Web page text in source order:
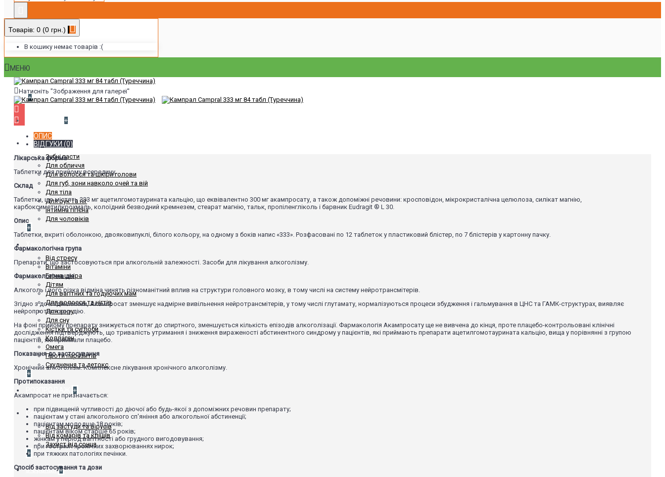
Товарів: 0 (0 грн.)
В кошику немає товарів :(
МЕНЮ
+
+
Доглядова косметика
Зубні пасти
Для обличчя
Для волосся та шкіри голови
Для губ, зони навколо очей та вій
Для тіла
Для рук та ніг
Інтимна гігієна
Для чоловіків
+
Харчові добавки
Від стресу
Вітаміни
Гарна шкіра
Дітям
Для вагітних та годуючих мам
Для волосся та нігтів
Для зору
Для сну
Кістки та суглоби
Коллаген
Омега
Проти паразитів
Схуднення та детокс
+
+
Сезонні товари
Від застуди та вірусів
Від комарів та кліщів
Захист від сонця
+
З Франції +
Натисніть "Зображення для галереї"
ОПИС
ВІДГУКИ (0)
Лікарська форма
Таблетки для прийому всередину.
Склад
Таблетки, що містять 333 мг ацетилгомотаурината кальцію, що еквівалентно 300 мг акампросату, а також допоміжні речовини: кросповідон, мікрокристалічна целюлоза, силікат магнію,
карбоксиметилкрохмаль, колоїдний безводний кремнезем, стеарат магнію, тальк, пропіленгліколь і барвник Eudragit ® L 30.
Опис
Таблетки, вкриті оболонкою, двояковипуклі, білого кольору, на одному з боків напис «333». Розфасовані по 12 таблеток у пластиковий блістер, по 7 блістерів у картонну пачку.
Фармакологічна група
Препарати, що застосовуються при алкогольній залежності. Засоби для лікування алкоголізму.
Фармакологічна дія
Алкоголь і його різка відміна чинять різноманітний вплив на структури головного мозку, в тому числі на систему нейротрансмітерів.
Згідно з дослідженнями, Акампросат зменшує надмірне вивільнення нейротрансмітерів, у тому числі глутамату, нормалізуються процеси збудження і гальмування в ЦНС та ГАМК-структурах, виявляє
нейропротекторну дію.
На фоні прийому препарату знижується потяг до спиртного, зменшується кількість епізодів алкоголізації. Фармакологія Акампросату ще не вивчена до кінця, проте плацебо-контрольовані клінічні
дослідження підтверджують, що тривалість утримання і зниження вираженості абстинентного синдрому у пацієнтів, які приймають препарати ацетилгомотаурината кальцію, вища у порівнянні з групою
пацієнтів, які приймали плацебо.
Показання до застосування
Хронічний алкоголізм. Комплексне лікування хронічного алкоголізму.
Протипоказання
Акампросат не призначається:
при підвищеній чутливості до діючої або будь-якої з допоміжних речовин препарату;
пацієнтам у стані алкогольного сп'яніння або алкогольної абстиненції;
пацієнтам молодше 18 років;
пацієнтам віком старше 65 років;
жінкам у період вагітності або грудного вигодовування;
при гострих і хронічних захворюваннях нирок;
при тяжких патологіях печінки.
Спосіб застосування та дози